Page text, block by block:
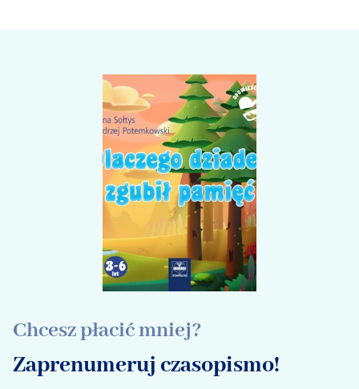
Chcesz płacić mniej?
Zaprenumeruj czasopismo!